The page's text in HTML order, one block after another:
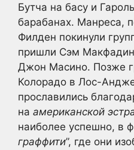
Бутча на басу и
барабанах. Манреса,
Филден покинули
пришли Сэм Макфадин
Джон Масино. Позже
Колорадо в Лос-
прославились
на американской
наиболее успешно, в
граффити”, где они